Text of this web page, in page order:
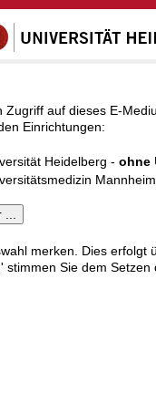
Zugriff auf dieses E-
Einrichtungen:
Heidelberg - ohne
Mannheim
merken. Dies erfolgt
stimmen Sie dem Setzen